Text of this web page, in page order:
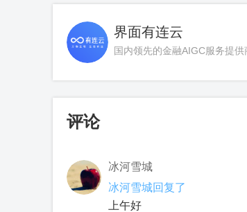
界面有连云
国内领先的金融AIGC服务提供
评论
冰河雪城
冰河雪城回复了
上午好